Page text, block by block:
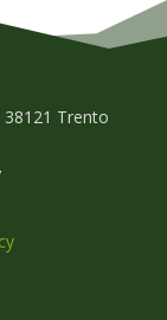
38121 Trento